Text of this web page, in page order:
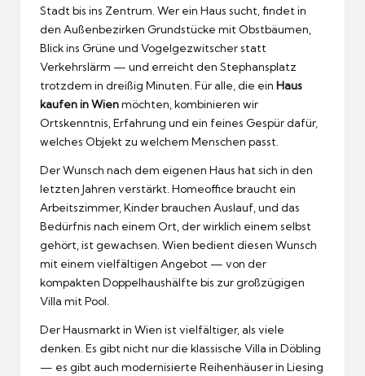
Stadt bis ins Zentrum. Wer ein Haus sucht, findet in
den Außenbezirken Grundstücke mit Obstbäumen,
Blick ins Grüne und Vogelgezwitscher statt
Verkehrslärm — und erreicht den Stephansplatz
trotzdem in dreißig Minuten. Für alle, die ein Haus
kaufen in Wienmöchten, kombinieren wir
Ortskenntnis, Erfahrung und ein feines Gespür dafür,
welches Objekt zu welchem Menschen passt.
Der Wunsch nach dem eigenen Haus hat sich in den
letzten Jahren verstärkt. Homeoffice braucht ein
Arbeitszimmer, Kinder brauchen Auslauf, und das
Bedürfnis nach einem Ort, der wirklich einem selbst
gehört, ist gewachsen. Wien bedient diesen Wunsch
mit einem vielfältigen Angebot — von der
kompakten Doppelhaushälfte bis zur großzügigen
Villa mit Pool.
Der Hausmarkt in Wien ist vielfältiger, als viele
denken. Es gibt nicht nur die klassische Villa in Döbling
— es gibt auch modernisierte Reihenhäuser in Liesing